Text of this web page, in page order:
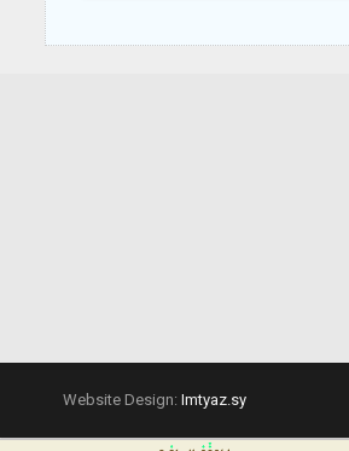
Website Design: Imtyaz.sy